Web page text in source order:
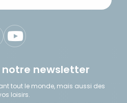
newsletter
tout le monde, mais aussi des
loisirs.